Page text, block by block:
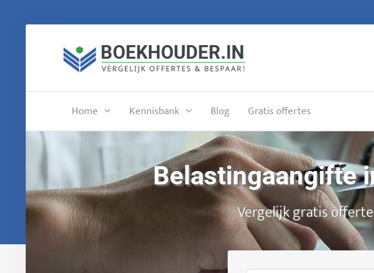
Home Kennisbank Blog Gratis offertes
Belastingaangifte
Vergelijk gratis